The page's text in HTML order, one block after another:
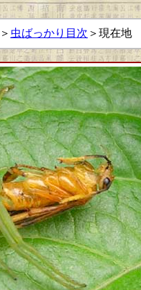
＞ 虫ばっかり目次 ＞現在地